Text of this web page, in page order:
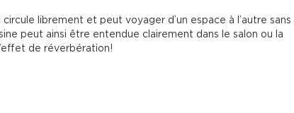
librement et peut voyager d’un espace à l’autre sans
peut ainsi être entendue clairement dans le salon ou la
de réverbération!